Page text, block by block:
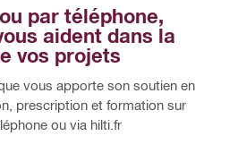
par téléphone,
aident dans la
vos projets
vous apporte son soutien en
prescription et formation sur
ou via hilti.fr